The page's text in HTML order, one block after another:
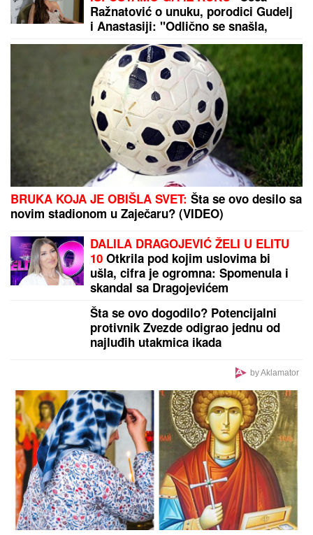
"Lekar mi se SMEJAO U LICE kad
sam mu rekao da mi NEVIDLJIVA
RUKA DODIRUJE TELO. Gubio sam
vid i bio iscrpljen, tek posle 20
godina otkrili su od ČEGA
BOLUJEM"
CECA U CRNOJ GORI:Svi se okretali za njom u
papučama, NE MOŽE DA DOČEKA NASTUP, a evo
šta joj od ranog jutra stvara VELIKU NELAGODU!
ovim godinama MUŽEVI
NAJČEŠĆE VARAJU": Vladeta
Jerotić upozorio da JEDAN SIGNAL
žene često ignorišu - zato brakovi
pucaju
"ILIJAN UŽIVA KAO PRINC, NE
ISPUŠTAMO GA IZ RUKU"Ceca
Ražnatović o unuku, porodici Gudelj
i Anastasiji: "Odlično se snašla,
nisam je savetovala", spomenula i
novi album posle 10 godina